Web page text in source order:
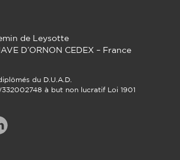
de Leysotte
D’ORNON CEDEX – France
du D.U.A.D.
à but non lucratif Loi 1901